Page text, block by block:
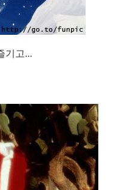
기고...